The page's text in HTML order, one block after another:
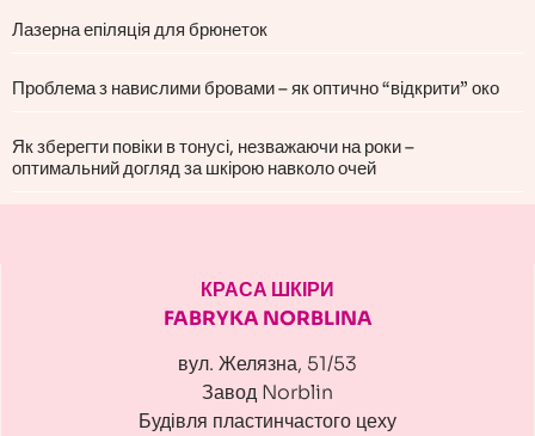
Лазерна епіляція для брюнеток
Проблема з навислими бровами – як оптично “відкрити” око
Як зберегти повіки в тонусі, незважаючи на роки –
оптимальний догляд за шкірою навколо очей
КРАСА ШКІРИ
FABRYKA NORBLINA
вул. Желязна, 51/53
Завод Norblin
Будівля пластинчастого цеху